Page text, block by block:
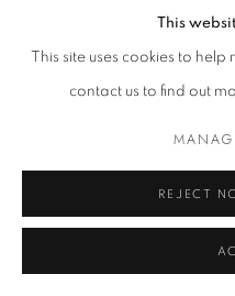
Tra gennaio e marzo 1969,
This
This site uses cookies to
contact us to find out
REJECT